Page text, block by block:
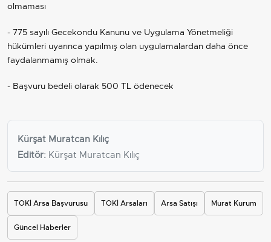
olmaması
- 775 sayılı Gecekondu Kanunu ve Uygulama Yönetmeliği
hükümleri uyarınca yapılmış olan uygulamalardan daha önce
faydalanmamış olmak.
- Başvuru bedeli olarak 500 TL ödenecek
Kürşat Muratcan Kılıç
Editör: Kürşat Muratcan Kılıç
TOKİ Arsa Başvurusu TOKİ Arsaları Arsa Satışı Murat Kurum
Güncel Haberler